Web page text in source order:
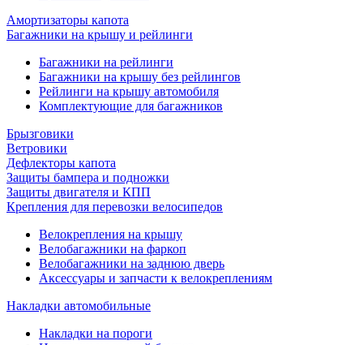
Амортизаторы капота
Багажники на крышу и рейлинги
Багажники на рейлинги
Багажники на крышу без рейлингов
Рейлинги на крышу автомобиля
Комплектующие для багажников
Брызговики
Ветровики
Дефлекторы капота
Защиты бампера и подножки
Защиты двигателя и КПП
Крепления для перевозки велосипедов
Велокрепления на крышу
Велобагажники на фаркоп
Велобагажники на заднюю дверь
Аксессуары и запчасти к велокреплениям
Накладки автомобильные
Накладки на пороги